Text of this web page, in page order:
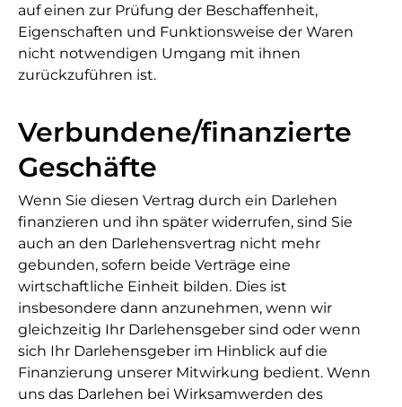
auf einen zur Prüfung der Beschaffenheit,
Eigenschaften und Funktionsweise der Waren
nicht notwendigen Umgang mit ihnen
zurückzuführen ist.
Verbundene/finanzierte
Geschäfte
Wenn Sie diesen Vertrag durch ein Darlehen
finanzieren und ihn später widerrufen, sind Sie
auch an den Darlehensvertrag nicht mehr
gebunden, sofern beide Verträge eine
wirtschaftliche Einheit bilden. Dies ist
insbesondere dann anzunehmen, wenn wir
gleichzeitig Ihr Darlehensgeber sind oder wenn
sich Ihr Darlehensgeber im Hinblick auf die
Finanzierung unserer Mitwirkung bedient. Wenn
uns das Darlehen bei Wirksamwerden des